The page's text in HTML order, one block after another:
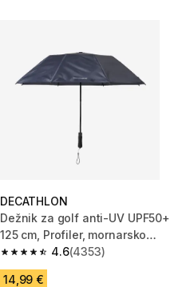
DECATHLON
Dežnik za golf anti-UV UPF50+
125 cm, Profiler, mornarsko
moder
4.6
4.6 od 5 zvezdic from 4353 ocene
(4353)
14,99 €